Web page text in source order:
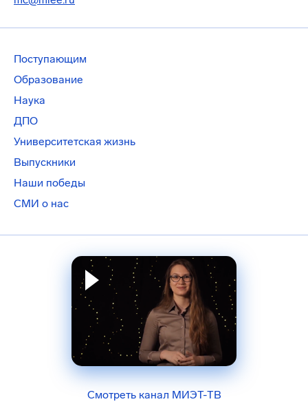
Поступающим
Образование
Наука
ДПО
Университетская жизнь
Выпускники
Наши победы
СМИ о нас
Смотреть канал МИЭТ-ТВ